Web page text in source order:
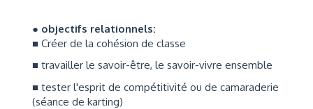
● objectifs relationnels:
■ Créer de la cohésion de classe
■ travailler le savoir-être, le savoir-vivre ensemble
■ tester l'esprit de compétitivité ou de camaraderie
(séance de karting)